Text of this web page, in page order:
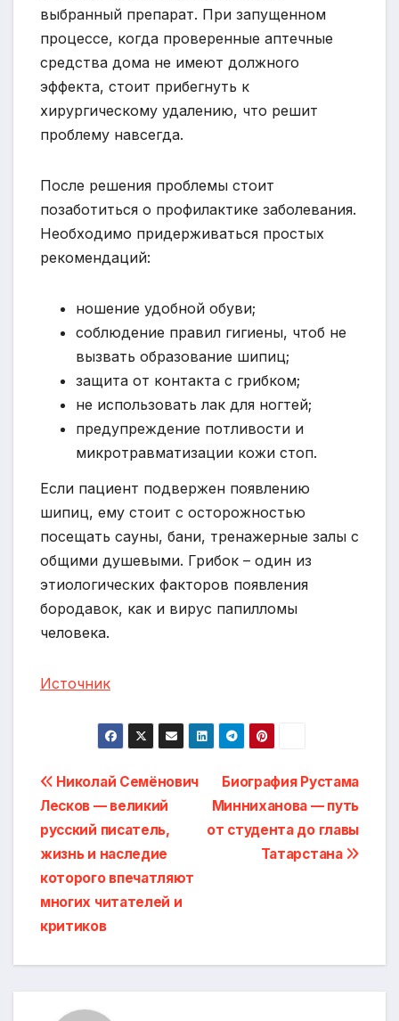
выбранный препарат. При запущенном
процессе, когда проверенные аптечные
средства дома не имеют должного
эффекта, стоит прибегнуть к
хирургическому удалению, что решит
проблему навсегда.
После решения проблемы стоит
позаботиться о профилактике заболевания.
Необходимо придерживаться простых
рекомендаций:
ношение удобной обуви;
соблюдение правил гигиены, чтоб не
вызвать образование шипиц;
защита от контакта с грибком;
не использовать лак для ногтей;
предупреждение потливости и
микротравматизации кожи стоп.
Если пациент подвержен появлению
шипиц, ему стоит с осторожностью
посещать сауны, бани, тренажерные залы с
общими душевыми. Грибок – один из
этиологических факторов появления
бородавок, как и вирус папилломы
человека.
Источник
Навигация
по
записям
Биография Рустама
Минниханова — путь
от студента до главы
Татарстана
Николай Семёнович
Лесков — великий
русский писатель,
жизнь и наследие
которого впечатляют
многих читателей и
критиков